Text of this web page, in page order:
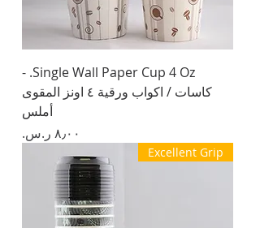
Single Wall Paper Cup 4 Oz. -
كاسات / اكواب ورقية ٤ اونز المقوى
أملس
السعر
Excellent Grip